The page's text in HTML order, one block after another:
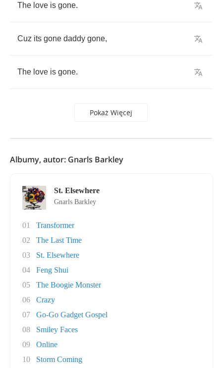
The love is gone.
Cuz its gone daddy gone,
The love is gone.
Pokaż Więcej
Albumy, autor: Gnarls Barkley
St. Elsewhere
Gnarls Barkley
01
Transformer
02
The Last Time
03
St. Elsewhere
04
Feng Shui
05
The Boogie Monster
06
Crazy
07
Go-Go Gadget Gospel
08
Smiley Faces
09
Online
10
Storm Coming